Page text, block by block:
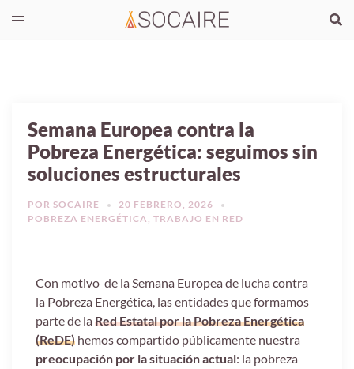
Semana Europea contra la
Pobreza Energética: seguimos sin
soluciones estructurales
POR SOCAIRE
20 FEBRERO, 2026
POBREZA ENERGÉTICA, TRABAJO EN RED
Con motivo de la Semana Europea de lucha contra
la Pobreza Energética, las entidades que formamos
parte de laRed Estatal por la Pobreza Energética
(ReDE) hemos compartido públicamente nuestra
preocupación por la situación actual: la pobreza